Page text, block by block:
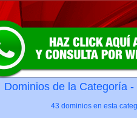
Dominios de la Categoría -
43 dominios en esta